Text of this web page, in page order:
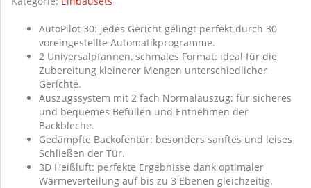
AutoPilot 30: jedes Gericht gelingt perfekt durch 30
voreingestellte Automatikprogramme.
2 Universalpfannen, schmales Format: ideal für die
Zubereitung kleinerer Mengen unterschiedlicher
Gerichte.
Auszugssystem mit 2 fach Normalauszug: für sicheres
und bequemes Befüllen und Entnehmen der
Backbleche.
Gedämpfte Backofentür: besonders sanftes und leises
Schließen der Tür.
3D Heißluft: perfekte Ergebnisse dank optimaler
Wärmeverteilung auf bis zu 3 Ebenen gleichzeitig.